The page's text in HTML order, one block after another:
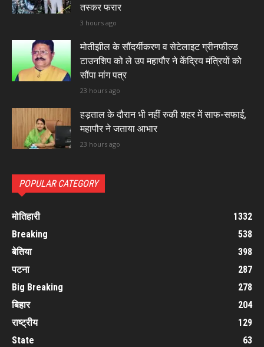
तस्कर फरार
3 hours ago
मोतीझील के सौंदर्यीकरण व सेटेलाइट ग्रीनफील्ड
टाउनशिप को ले उप महापौर ने केंद्रिय मंत्रियों को
सौंपा मांग पत्र
23 hours ago
हड़ताल के दौरान भी नहीं रुकी शहर में साफ-सफाई,
महापौर ने जताया आभार
23 hours ago
POPULAR CATEGORY
मोतिहारी
1332
Breaking
538
बेतिया
398
पटना
287
Big Breaking
278
बिहार
204
राष्ट्रीय
129
State
63